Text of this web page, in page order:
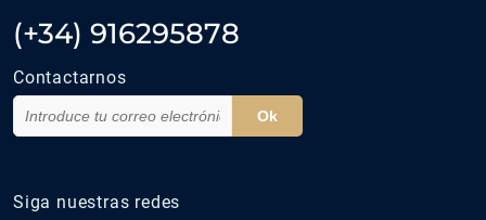
(+34) 916295878
Contactarnos
Ok
Siga nuestras redes